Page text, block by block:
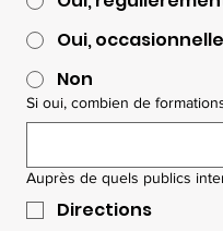
Oui,
Non
Si oui, combien de
Auprès de quels publics
Directions